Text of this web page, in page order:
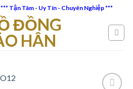
*** Tận Tâm - Uy Tín - Chuyên Nghiệp ***